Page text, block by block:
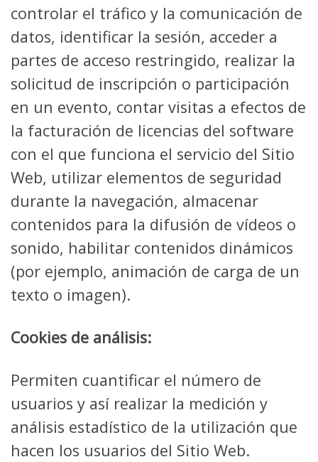
controlar el tráfico y la comunicación de
datos, identificar la sesión, acceder a
partes de acceso restringido, realizar la
solicitud de inscripción o participación
en un evento, contar visitas a efectos de
la facturación de licencias del software
con el que funciona el servicio del Sitio
Web, utilizar elementos de seguridad
durante la navegación, almacenar
contenidos para la difusión de vídeos o
sonido, habilitar contenidos dinámicos
(por ejemplo, animación de carga de un
texto o imagen).
Cookies de análisis:
Permiten cuantificar el número de
usuarios y así realizar la medición y
análisis estadístico de la utilización que
hacen los usuarios del Sitio Web.